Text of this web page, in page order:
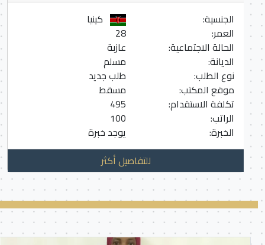
الجنسية:
كينيا
العمر:
الحالة الاجتماعية:
عازبة
الديانة:
مسلم
نوع الطلب:
طلب جديد
موقع المكتب:
مسقط
تكلفة الاستقدام:
495
الراتب:
100
الخبرة:
يوجد خبرة
للتفاصيل أكثر